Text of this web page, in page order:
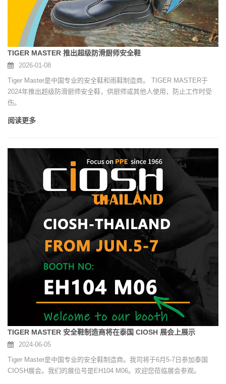
TIGER MASTER 推出超级防滑厨师安全鞋
2026-01-08
Tiger Master是中国专业的安全鞋和雨鞋制造商。 TIGER MASTER于
2024年推出超级防滑厨师安全鞋，供厨师或其他人使用，防止工作时受
伤。
阅读更多
TIGER MASTER 安全鞋制造商将在泰国 CIOSH 展会上展示
2024-06-05
Tiger Master是中国专业的安全鞋制造商。我司将于6月5-7日参加泰国
CIOSH展会。我们的展位号是EH104 M06。欢迎您莅临展会参观。